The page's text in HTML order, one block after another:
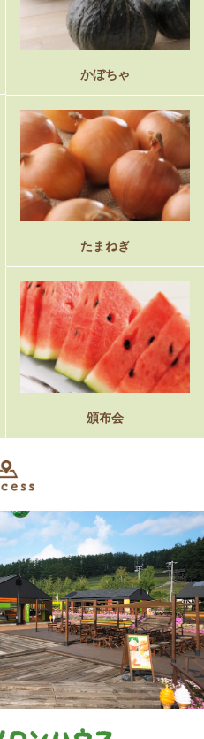
かぼちゃ
たまねぎ
頒布会